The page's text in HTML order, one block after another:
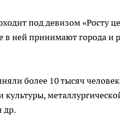
под девизом «Росту
в ней принимают города и
более 10 тысяч
др.